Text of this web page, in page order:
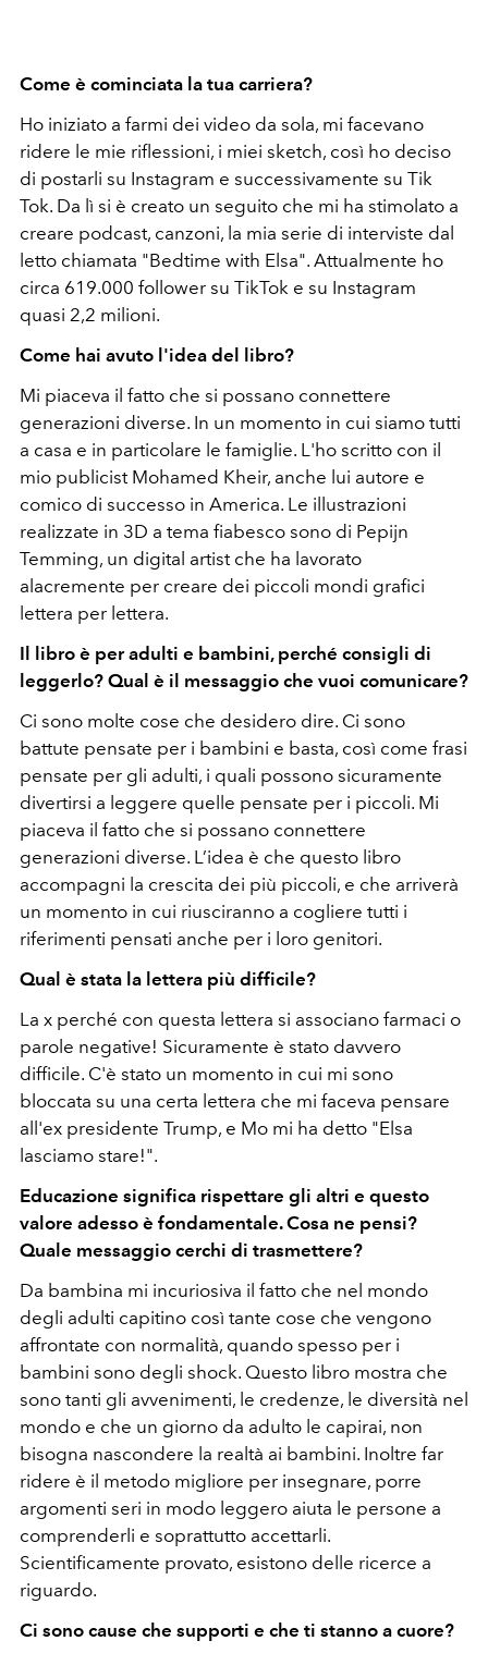
Come è cominciata la tua carriera?
Ho iniziato a farmi dei video da sola, mi facevano
ridere le mie riflessioni, i miei sketch, così ho deciso
di postarli su Instagram e successivamente su Tik
Tok. Da lì si è creato un seguito che mi ha stimolato a
creare podcast, canzoni, la mia serie di interviste dal
letto chiamata "Bedtime with Elsa". Attualmente ho
circa 619.000 follower su TikTok e su Instagram
quasi 2,2 milioni.
Come hai avuto l'idea del libro?
Mi piaceva il fatto che si possano connettere
generazioni diverse. In un momento in cui siamo tutti
a casa e in particolare le famiglie. L'ho scritto con il
mio publicist Mohamed Kheir, anche lui autore e
comico di successo in America. Le illustrazioni
realizzate in 3D a tema fiabesco sono di Pepijn
Temming, un digital artist che ha lavorato
alacremente per creare dei piccoli mondi grafici
lettera per lettera.
Il libro è per adulti e bambini, perché consigli di
leggerlo? Qual è il messaggio che vuoi comunicare?
Ci sono molte cose che desidero dire. Ci sono
battute pensate per i bambini e basta, così come frasi
pensate per gli adulti, i quali possono sicuramente
divertirsi a leggere quelle pensate per i piccoli. Mi
piaceva il fatto che si possano connettere
generazioni diverse. L’idea è che questo libro
accompagni la crescita dei più piccoli, e che arriverà
un momento in cui riusciranno a cogliere tutti i
riferimenti pensati anche per i loro genitori.
Qual è stata la lettera più difficile?
La x perché con questa lettera si associano farmaci o
parole negative! Sicuramente è stato davvero
difficile. C'è stato un momento in cui mi sono
bloccata su una certa lettera che mi faceva pensare
all'ex presidente Trump, e Mo mi ha detto "Elsa
lasciamo stare!".
Educazione significa rispettare gli altri e questo
valore adesso è fondamentale. Cosa ne pensi?
Quale messaggio cerchi di trasmettere?
Da bambina mi incuriosiva il fatto che nel mondo
degli adulti capitino così tante cose che vengono
affrontate con normalità, quando spesso per i
bambini sono degli shock. Questo libro mostra che
sono tanti gli avvenimenti, le credenze, le diversità nel
mondo e che un giorno da adulto le capirai, non
bisogna nascondere la realtà ai bambini. Inoltre far
ridere è il metodo migliore per insegnare, porre
argomenti seri in modo leggero aiuta le persone a
comprenderli e soprattutto accettarli.
Scientificamente provato, esistono delle ricerce a
riguardo.
Ci sono cause che supporti e che ti stanno a cuore?